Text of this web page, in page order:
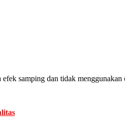
samping dan tidak